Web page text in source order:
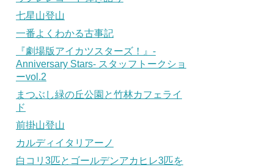
七星山登山
一番よくわかる古事記
『劇場版アイカツスターズ！』-
Anniversary Stars- スタッフトークショ
ーvol.2
まつぶし緑の丘公園と竹林カフェライ
ド
前掛山登山
カルディイタリアーノ
白コリ3匹とゴールデンアカヒレ3匹を